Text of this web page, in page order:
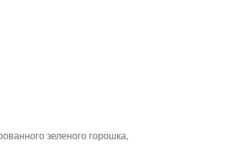
зеленого горошка,